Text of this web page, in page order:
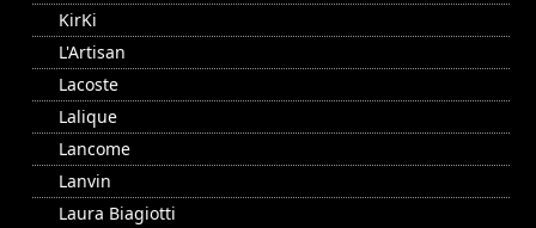
KirKi
L'Artisan
Lacoste
Lalique
Lancome
Lanvin
Laura Biagiotti